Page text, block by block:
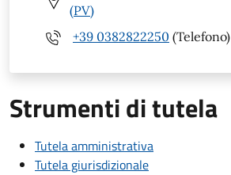
(PV)
+39 0382822250 (Telefono)
Strumenti di tutela
Tutela amministrativa
Tutela giurisdizionale